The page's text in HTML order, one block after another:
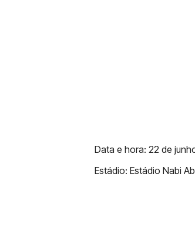
Data e hora: 22 de
Estádio: Estádio Nabi